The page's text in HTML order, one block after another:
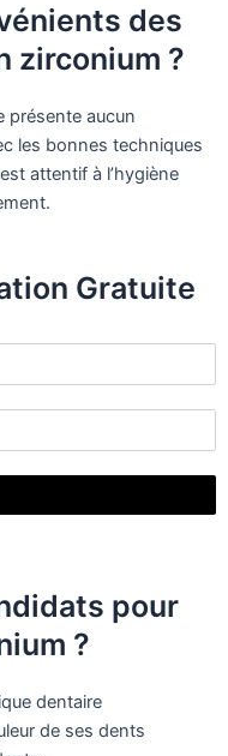
des
zirconium ?
présente aucun
les bonnes techniques
attentif à l’hygiène
Gratuite
pour
?
dentaire
de ses dents